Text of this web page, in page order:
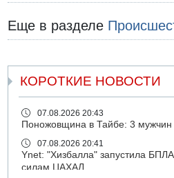
Еще в разделе
КОРОТКИЕ НОВОСТИ
07.08.2026 20:43
Поножовщина в Тайбе: 3 мужчин
07.08.2026 20:41
Ynet: "Хизбалла" запустила
силам ЦАХАЛ